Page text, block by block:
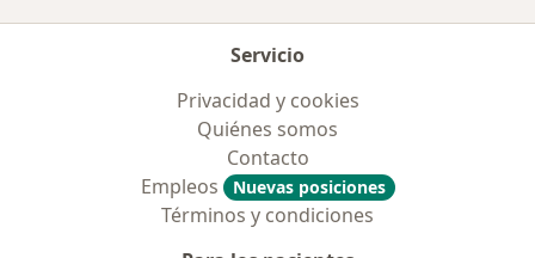
Servicio
Privacidad y cookies
Quiénes somos
Contacto
Empleos
Nuevas posiciones
Términos y condiciones